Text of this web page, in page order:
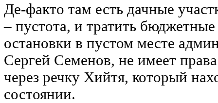
Де-факто там есть дачные
– пустота, и тратить бюджетные
остановки в пустом месте
Сергей Семенов, не имеет
через речку Хийтя, который
состоянии.